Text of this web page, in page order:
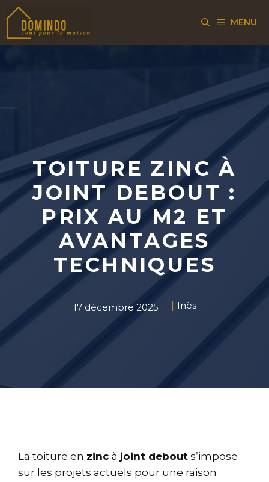
Aller
contenu
MENU
TOITURE ZINC À
JOINT DEBOUT :
PRIX AU M2 ET
AVANTAGES
TECHNIQUES
17 décembre 2025 Inès
La toiture en zinc à joint debout s’impose
sur les projets actuels pour une raison